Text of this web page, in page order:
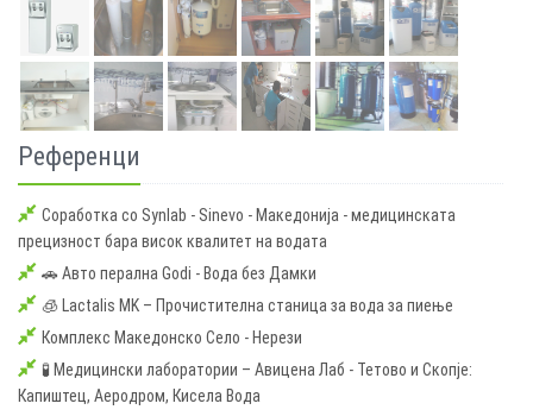
Референци
Соработка со Synlab - Sinevo - Македонија - медицинската
прецизност бара висок квалитет на водата
🚗 Авто перална Godi - Вода без Дамки
🧊 Lactalis MK – Прочистителна станица за вода за пиење
Комплекс Македонско Село - Нерези
🧪 Медицински лаборатории – Авицена Лаб - Тетово и Скопје:
Капиштец, Аеродром, Кисела Вода